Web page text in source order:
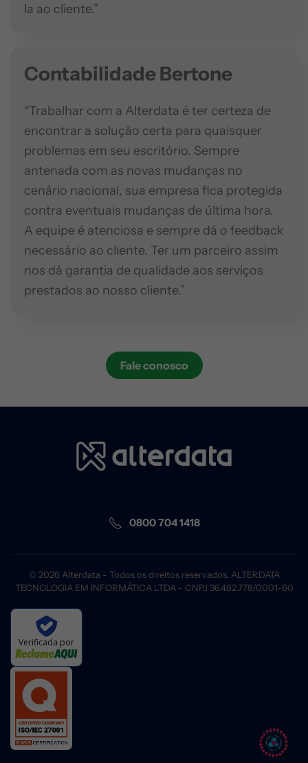
la ao cliente.”
Contabilidade Bertone
“Trabalhar com a Alterdata é ter certeza de
encontrar a solução certa para quaisquer
problemas em seu escritório. Sempre
antenada com as novas mudanças no
cenário nacional, sua empresa fica protegida
contra eventuais mudanças de última hora.
A equipe é atenciosa e sempre dá o feedback
necessário ao cliente. Ter um parceiro assim
nos dá garantia de qualidade aos serviços
prestados ao nosso cliente.”
Fale conosco
0800 704 1418
© 2026 Alterdata - Todos os direitos reservados. ALTERDATA
TECNOLOGIA EM INFORMÁTICA LTDA - CNPJ 36.462.778/0001-60
Verificada por